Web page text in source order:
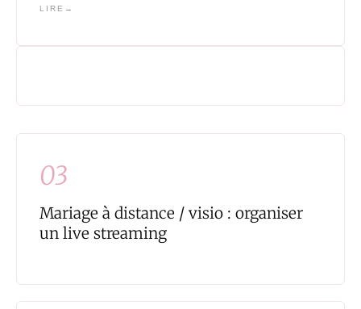
LIRE
03
Mariage à distance / visio : organiser
un live streaming